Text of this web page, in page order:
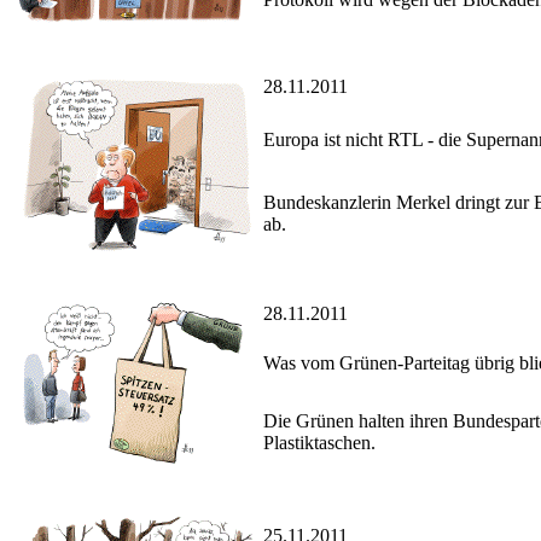
28.11.2011
Europa ist nicht RTL - die
Bundeskanzlerin Merkel dringt zur
ab.
28.11.2011
Was vom Grünen-Parteitag übrig
Die Grünen halten ihren
Plastiktaschen.
25.11.2011